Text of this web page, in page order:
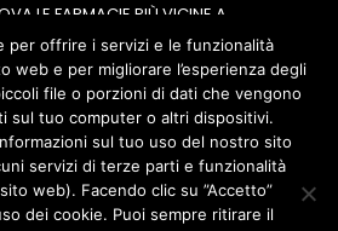
LE FARMACIE PIÙ VICINE A
TE
METODI DI PAGAMENTO
per offrire i servizi e le funzionalità
web e per migliorare l’esperienza degli
file o porzioni di dati che vengono
sul tuo computer o altri dispositivi.
sul tuo uso del nostro sito
servizi di terze parti e funzionalità
web). Facendo clic su ”Accetto”
dei cookie. Puoi sempre ritirare il